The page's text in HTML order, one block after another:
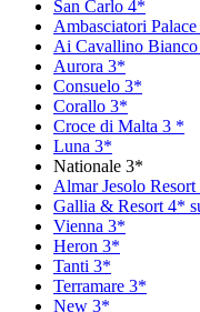
San Carlo 4*
Ambasciatori
Ai Cavallino
Aurora 3*
Consuelo 3*
Corallo 3*
Croce di Malta 3 *
Luna 3*
Nationale 3*
Almar Jesolo
Gallia & Resort 4*
Vienna 3*
Heron 3*
Tanti 3*
Terramare 3*
New 3*